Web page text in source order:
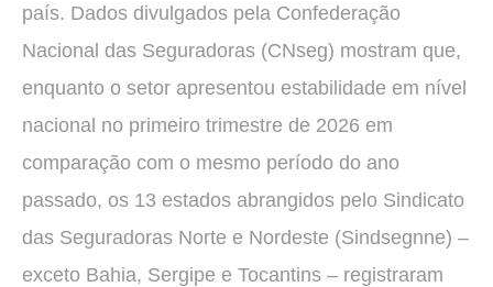
país. Dados divulgados pela Confederação
Nacional das Seguradoras (CNseg) mostram que,
enquanto o setor apresentou estabilidade em nível
nacional no primeiro trimestre de 2026 em
comparação com o mesmo período do ano
passado, os 13 estados abrangidos pelo Sindicato
das Seguradoras Norte e Nordeste (Sindsegnne) –
exceto Bahia, Sergipe e Tocantins – registraram